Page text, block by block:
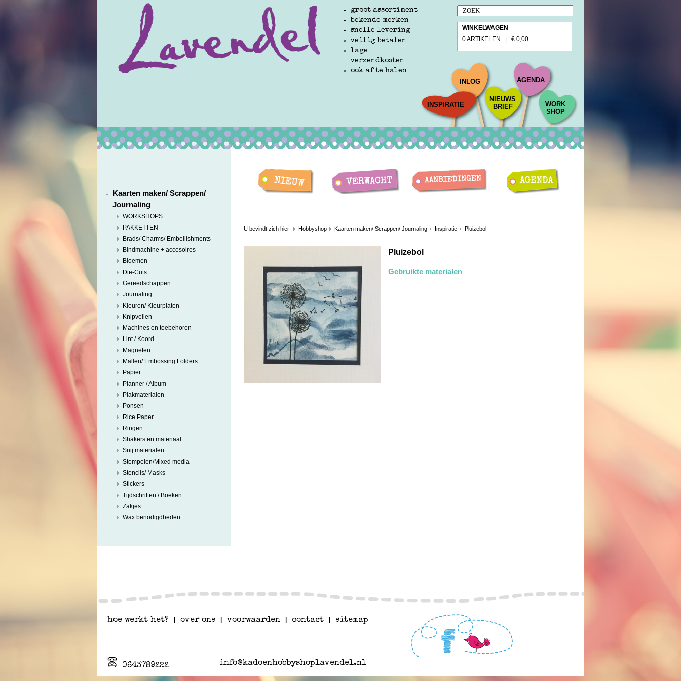
groot assortiment
bekende merken
snelle levering
veilig betalen
lage
verzendkosten
ook af te halen
WINKELWAGEN
0 ARTIKELEN | € 0,00
INSPIRATIE
INLOG
NIEUWS
BRIEF
AGENDA
WORK
SHOP
Kaarten maken/ Scrappen/
Journaling
WORKSHOPS
PAKKETTEN
Brads/ Charms/ Embellishments
Bindmachine + accesoires
Bloemen
Die-Cuts
Gereedschappen
Journaling
Kleuren/ Kleurplaten
Knipvellen
Machines en toebehoren
Lint / Koord
Magneten
Mallen/ Embossing Folders
Papier
Planner / Album
Plakmaterialen
Ponsen
Rice Paper
Ringen
Shakers en materiaal
Snij materialen
Stempelen/Mixed media
Stencils/ Masks
Stickers
Tijdschriften / Boeken
Zakjes
Wax benodigdheden
U bevindt zich hier: Hobbyshop Kaarten maken/ Scrappen/ Journaling Inspiratie Pluizebol
Pluizebol
Gebruikte materialen
hoe werkt het? over ons voorwaarden contact sitemap
0643789222 info@kadoenhobbyshoplavendel.nl